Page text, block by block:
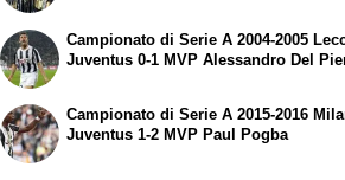
Campionato di Serie A 2004-2005
Juventus 0-1 MVP Alessandro Del
Campionato di Serie A 2015-2016
Juventus 1-2 MVP Paul Pogba